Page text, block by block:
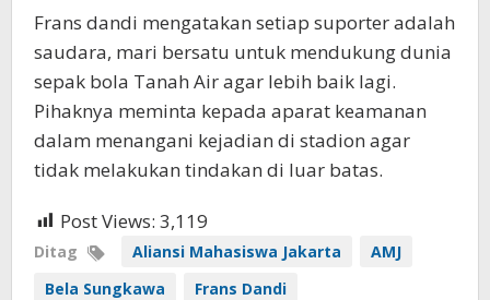
Frans dandi mengatakan setiap suporter adalah
saudara, mari bersatu untuk mendukung dunia
sepak bola Tanah Air agar lebih baik lagi.
Pihaknya meminta kepada aparat keamanan
dalam menangani kejadian di stadion agar
tidak melakukan tindakan di luar batas.
Post Views: 3,119
Ditag Aliansi Mahasiswa Jakarta
AMJ
Bela Sungkawa
Frans Dandi